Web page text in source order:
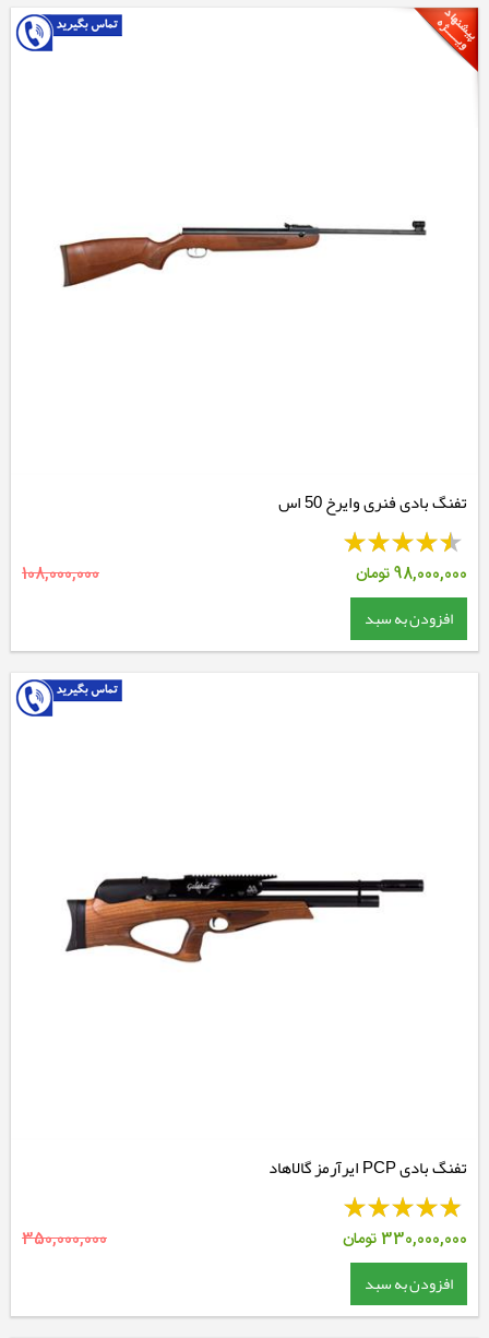
تفنگ بادی فنری وایرخ 50 اس
98,000,000تومان 108,000,000
افزودن به سبد
تفنگ بادی PCP ایرآرمز گالاهاد
330,000,000تومان 350,000,000
افزودن به سبد